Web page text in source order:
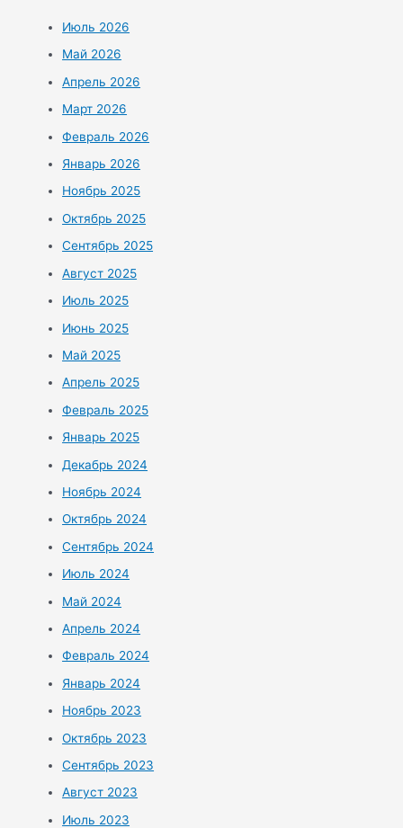
Июль 2026
Май 2026
Апрель 2026
Март 2026
Февраль 2026
Январь 2026
Ноябрь 2025
Октябрь 2025
Сентябрь 2025
Август 2025
Июль 2025
Июнь 2025
Май 2025
Апрель 2025
Февраль 2025
Январь 2025
Декабрь 2024
Ноябрь 2024
Октябрь 2024
Сентябрь 2024
Июль 2024
Май 2024
Апрель 2024
Февраль 2024
Январь 2024
Ноябрь 2023
Октябрь 2023
Сентябрь 2023
Август 2023
Июль 2023